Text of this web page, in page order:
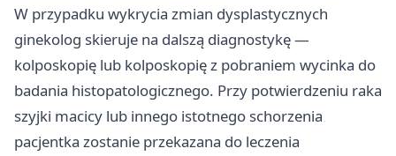
W przypadku wykrycia zmian dysplastycznych
ginekolog skieruje na dalszą diagnostykę —
kolposkopię lub kolposkopię z pobraniem wycinka do
badania histopatologicznego. Przy potwierdzeniu raka
szyjki macicy lub innego istotnego schorzenia
pacjentka zostanie przekazana do leczenia